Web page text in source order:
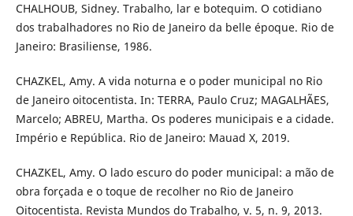
CHALHOUB, Sidney. Trabalho, lar e botequim. O cotidiano
dos trabalhadores no Rio de Janeiro da belle époque. Rio de
Janeiro: Brasiliense, 1986.
CHAZKEL, Amy. A vida noturna e o poder municipal no Rio
de Janeiro oitocentista. In: TERRA, Paulo Cruz; MAGALHÃES,
Marcelo; ABREU, Martha. Os poderes municipais e a cidade.
Império e República. Rio de Janeiro: Mauad X, 2019.
CHAZKEL, Amy. O lado escuro do poder municipal: a mão de
obra forçada e o toque de recolher no Rio de Janeiro
Oitocentista. Revista Mundos do Trabalho, v. 5, n. 9, 2013.